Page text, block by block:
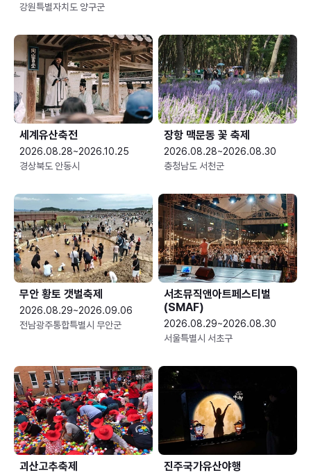
강원특별자치도 양구군
세계유산축전
2026.08.28~2026.10.25
경상북도 안동시
장항 맥문동 꽃 축제
2026.08.28~2026.08.30
충청남도 서천군
무안 황토 갯벌축제
2026.08.29~2026.09.06
전남광주통합특별시 무안군
서초뮤직앤아트페스티벌
(SMAF)
2026.08.29~2026.08.30
서울특별시 서초구
괴산고추축제 진주국가유산야행